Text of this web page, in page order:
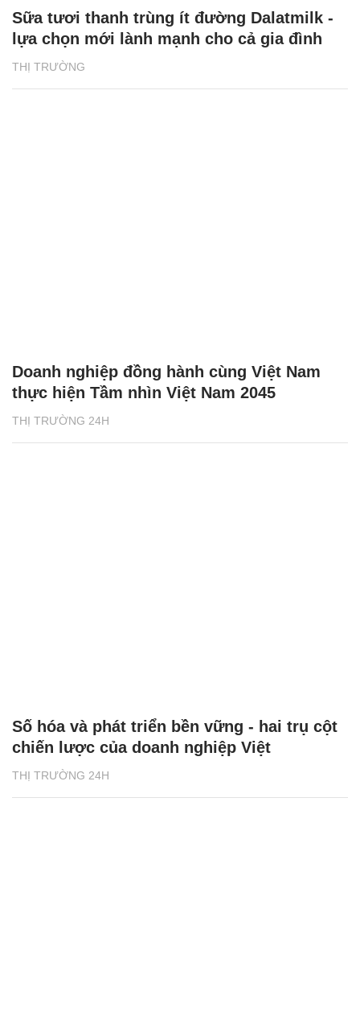
THỊ TRƯỜNG
Sữa tươi thanh trùng ít đường Dalatmilk -
lựa chọn mới lành mạnh cho cả gia đình
THỊ TRƯỜNG 24H
Doanh nghiệp đồng hành cùng Việt Nam
thực hiện Tầm nhìn Việt Nam 2045
THỊ TRƯỜNG 24H
Số hóa và phát triển bền vững - hai trụ cột
chiến lược của doanh nghiệp Việt